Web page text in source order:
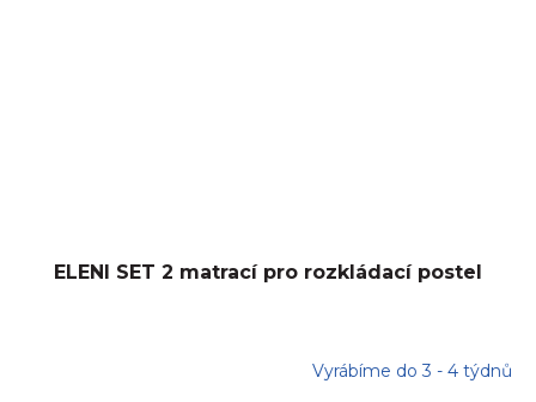
ELENI SET 2 matrací pro rozkládací postel
Vyrábíme do 3 - 4 týdnů